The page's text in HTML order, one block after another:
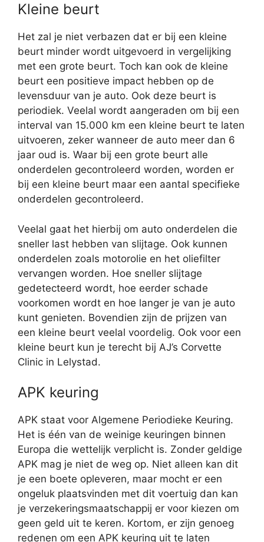
Kleine beurt
Het zal je niet verbazen dat er bij een kleine
beurt minder wordt uitgevoerd in vergelijking
met een grote beurt. Toch kan ook de kleine
beurt een positieve impact hebben op de
levensduur van je auto. Ook deze beurt is
periodiek. Veelal wordt aangeraden om bij een
interval van 15.000 km een kleine beurt te laten
uitvoeren, zeker wanneer de auto meer dan 6
jaar oud is. Waar bij een grote beurt alle
onderdelen gecontroleerd worden, worden er
bij een kleine beurt maar een aantal specifieke
onderdelen gecontroleerd.
Veelal gaat het hierbij om auto onderdelen die
sneller last hebben van slijtage. Ook kunnen
onderdelen zoals motorolie en het oliefilter
vervangen worden. Hoe sneller slijtage
gedetecteerd wordt, hoe eerder schade
voorkomen wordt en hoe langer je van je auto
kunt genieten. Bovendien zijn de prijzen van
een kleine beurt veelal voordelig. Ook voor een
kleine beurt kun je terecht bij AJ’s Corvette
Clinic in Lelystad.
APK keuring
APK staat voor Algemene Periodieke Keuring.
Het is één van de weinige keuringen binnen
Europa die wettelijk verplicht is. Zonder geldige
APK mag je niet de weg op. Niet alleen kan dit
je een boete opleveren, maar mocht er een
ongeluk plaatsvinden met dit voertuig dan kan
je verzekeringsmaatschappij er voor kiezen om
geen geld uit te keren. Kortom, er zijn genoeg
redenen om een APK keuring uit te laten